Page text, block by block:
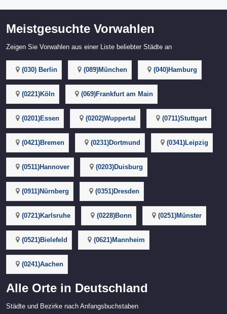
Meistgesuchte Vorwahlen
Zeigen Sie Vorwahlen aus einer Liste beliebter Städte an
(030) Berlin (089)München (040)Hamburg
(0221)Köln (069)Frankfurt am Main
(0201)Essen (0202)Wuppertal (0711)Stuttgart
(0421)Bremen (0231)Dortmund (0341)Leipzig
(0511)Hannover (0203)Duisburg
(0911)Nürnberg (0351)Dresden
(0721)Karlsruhe (0228)Bonn (0251)Münster
(0521)Bielefeld (0621)Mannheim
(0241)Aachen
Alle Orte in Deutschland
Städte und Bezirke nach Anfangsbuchstaben